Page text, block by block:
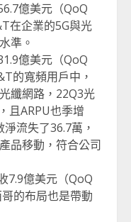
億美元（QoQ
在企業的5G與光
準。
億美元（QoQ
的寬頻用戶中，
纖網路，22Q3光
且ARPU也季增
流失了36.7萬，
品移動，符合公司
7.9億美元（QoQ
的布局也是帶動